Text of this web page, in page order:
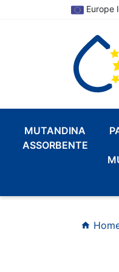
Europe
MUTANDINA
ASSORBENTE
home